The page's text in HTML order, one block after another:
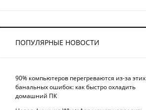
ПОПУЛЯРНЫЕ НОВОСТИ
90% компьютеров перегреваются из-за этих
банальных ошибок: как быстро охладить
домашний ПК